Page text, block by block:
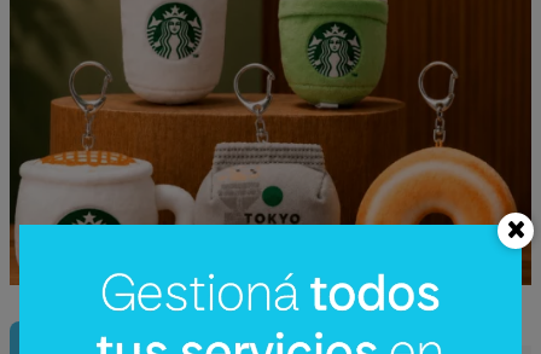
InfoConstrucción